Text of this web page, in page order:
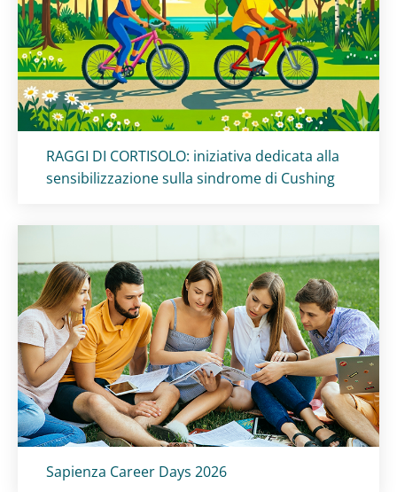
Titolo card:
RAGGI DI CORTISOLO: iniziativa dedicata alla
sensibilizzazione sulla sindrome di Cushing
Titolo card:
Sapienza Career Days 2026